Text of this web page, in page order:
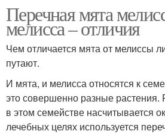
Перечная мята
мелисса – отличия
Чем отличается мята от мелиссы
путают.
И мята, и мелисса относятся к
это совершенно разные растения.
в этом семействе насчитывается
лечебных целях используется